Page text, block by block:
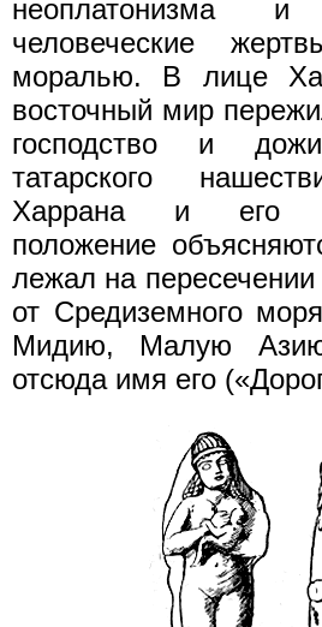
неоплатонизма и
человеческие
моралью. В лице
восточный мир
господство и
татарского
Харрана и его
положение
лежал на пересечении
от Средиземного
Мидию, Малую
отсюда имя его